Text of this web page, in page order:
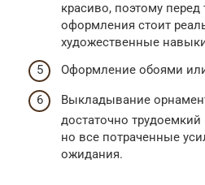
красиво, поэтому
оформления стоит
художественные
Оформление обоями
Выкладывание
достаточно
но все потраченные
ожидания.